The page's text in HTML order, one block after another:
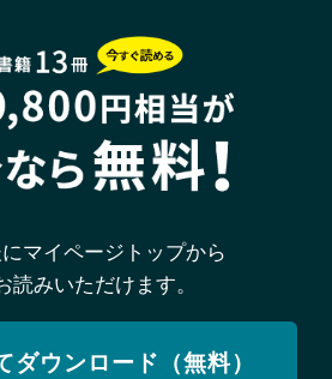
マイページトップから
読みいただけます。
ダウンロード（無料）